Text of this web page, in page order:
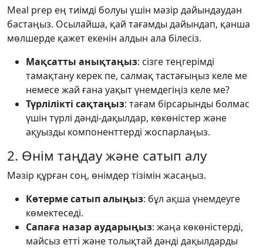
Meal prep ең тиімді болуы үшін мәзір дайындаудан
бастаңыз. Осылайша, қай тағамды дайындап, қанша
мөлшерде қажет екенін алдын ала білесіз.
Мақсатты анықтаңыз: сізге теңгерімді
тамақтану керек пе, салмақ тастағыңыз келе ме
немесе жай ғана уақыт үнемдегіңіз келе ме?
Түрлілікті сақтаңыз: тағам бірсарынды болмас
үшін түрлі дәнді-дақылдар, көкөністер және
ақуызды компоненттерді жоспарлаңыз.
2. Өнім таңдау және сатып алу
Мәзір құрған соң, өнімдер тізімін жасаңыз.
Көтерме сатып алыңыз: бұл ақша үнемдеуге
көмектеседі.
Сапаға назар аударыңыз: жаңа көкөністерді,
майсыз етті және толықтай дәнді дақылдарды